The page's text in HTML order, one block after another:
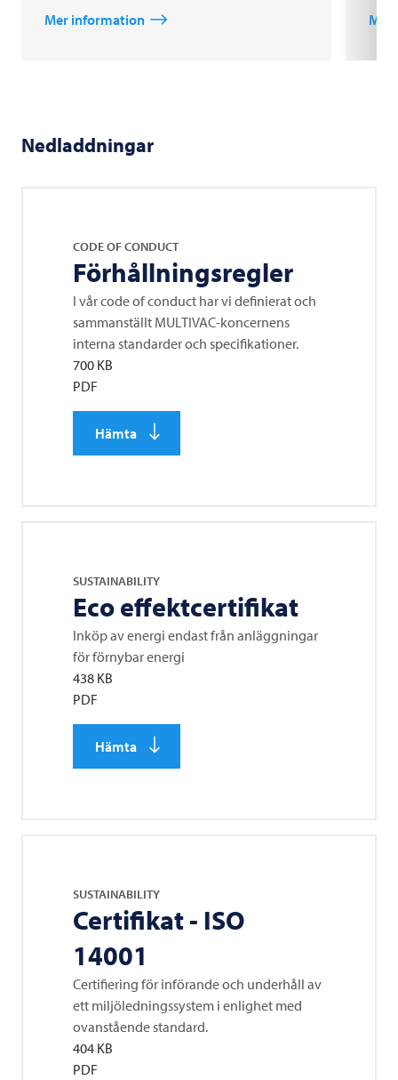
Mer information Mer
Nedladdningar
CODE OF CONDUCT
Förhållningsregler
I vår code of conduct har vi definierat och
sammanställt MULTIVAC-koncernens
interna standarder och specifikationer.
700 KB
PDF
Hämta
SUSTAINABILITY
Eco effektcertifikat
Inköp av energi endast från anläggningar
för förnybar energi
438 KB
PDF
Hämta
SUSTAINABILITY
Certifikat - ISO
14001
Certifiering för införande och underhåll av
ett miljöledningssystem i enlighet med
ovanstående standard.
404 KB
PDF